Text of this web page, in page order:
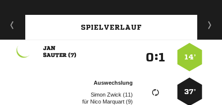
SPIELVERLAUF
14’
:

 
37’
Auswechslung
  
für   